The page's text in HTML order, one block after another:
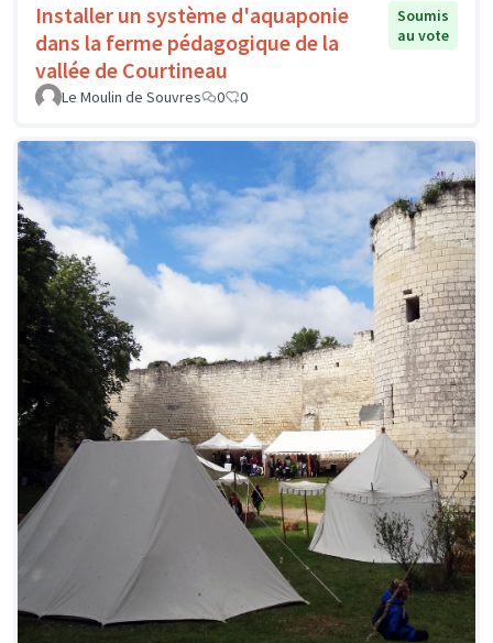
Installer un système d'aquaponie
dans la ferme pédagogique de la
vallée de Courtineau
Soumis
au vote
Le Moulin de Souvres 0 0